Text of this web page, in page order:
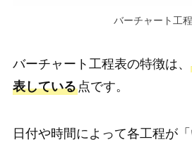
バーチャート工
バーチャート工程表の特徴は、
表している点です。
日付や時間によって各工程が